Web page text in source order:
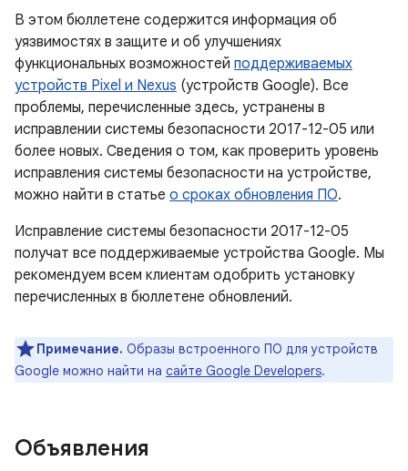
В этом бюллетене содержится информация об
уязвимостях в защите и об улучшениях
функциональных возможностей поддерживаемых
устройств Pixel и Nexus (устройств Google). Все
проблемы, перечисленные здесь, устранены в
исправлении системы безопасности 2017-12-05 или
более новых. Сведения о том, как проверить уровень
исправления системы безопасности на устройстве,
можно найти в статье о сроках обновления ПО.
Исправление системы безопасности 2017-12-05
получат все поддерживаемые устройства Google. Мы
рекомендуем всем клиентам одобрить установку
перечисленных в бюллетене обновлений.
Примечание. Образы встроенного ПО для устройств
Google можно найти на сайте Google Developers.
Объявления